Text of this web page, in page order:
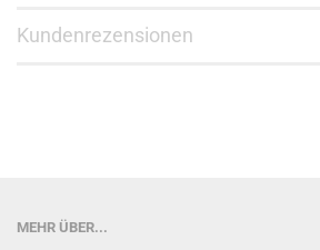
Kundenrezensionen
MEHR ÜBER...